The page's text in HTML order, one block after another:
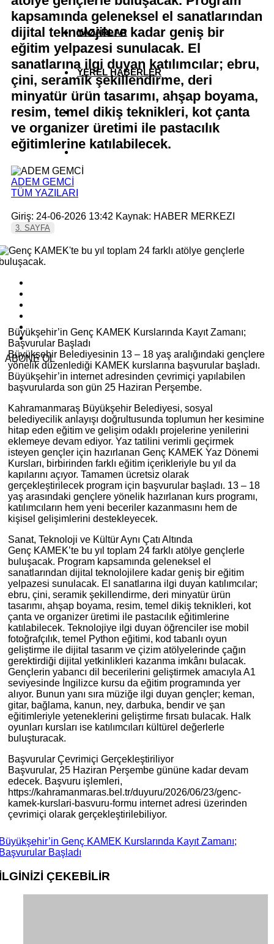
YAZARLAR
YEREL HABERLER
kapsamında geleneksel el sanatlarından
dijital teknolojilere kadar geniş bir
eğitim yelpazesi sunulacak. El
sanatlarına ilgi duyan katılımcılar; ebru,
çini, seramik şekillendirme, deri
minyatür ürün tasarımı, ahşap boyama,
resim, temel dikiş teknikleri, kot çanta
ve organizer üretimi ile pastacılık
eğitimlerine katılabilecek.
ADEM GEMCİ
TÜM YAZILARI
Giriş: 24-06-2026 13:42 Kaynak: HABER MERKEZI
3. SAYFA
ABONE OL
Büyükşehir’in Genç KAMEK Kurslarında Kayıt Zamanı;
Başvurular Başladı
Büyükşehir Belediyesinin 13 – 18 yaş aralığındaki gençlere
yönelik düzenlediği KAMEK kurslarına başvurular başladı.
Büyükşehir’in internet adresinden çevrimiçi yapılabilen
başvurularda son gün 25 Haziran Perşembe.
Kahramanmaraş Büyükşehir Belediyesi, sosyal
belediyecilik anlayışı doğrultusunda toplumun her kesimine
hitap eden eğitim ve gelişim odaklı projelerine yenilerini
eklemeye devam ediyor. Yaz tatilini verimli geçirmek
isteyen gençler için hazırlanan Genç KAMEK Yaz Dönemi
Kursları, birbirinden farklı eğitim içerikleriyle bu yıl da
kapılarını açıyor. Tamamen ücretsiz olarak
gerçekleştirilecek program için başvurular başladı. 13 – 18
yaş arasındaki gençlere yönelik hazırlanan kurs programı,
katılımcıların hem yeni beceriler kazanmasını hem de
kişisel gelişimlerini destekleyecek.
Sanat, Teknoloji ve Kültür Aynı Çatı Altında
Genç KAMEK’te bu yıl toplam 24 farklı atölye gençlerle
buluşacak. Program kapsamında geleneksel el
sanatlarından dijital teknolojilere kadar geniş bir eğitim
yelpazesi sunulacak. El sanatlarına ilgi duyan katılımcılar;
ebru, çini, seramik şekillendirme, deri minyatür ürün
tasarımı, ahşap boyama, resim, temel dikiş teknikleri, kot
çanta ve organizer üretimi ile pastacılık eğitimlerine
katılabilecek. Teknolojiye ilgi duyan öğrenciler ise mobil
fotoğrafçılık, temel Python eğitimi, kod tabanlı oyun
geliştirme ile dijital tasarım ve çizim atölyelerinde çağın
gerektirdiği dijital yetkinlikleri kazanma imkânı bulacak.
Gençlerin yabancı dil becerilerini geliştirmek amacıyla A1
seviyesinde İngilizce kursu da eğitim programında yer
alıyor. Bunun yanı sıra müziğe ilgi duyan gençler; keman,
gitar, bağlama, kanun, ney, darbuka, bendir ve şan
eğitimleriyle yeteneklerini geliştirme fırsatı bulacak. Halk
oyunları kursları ise katılımcıları kültürel değerlerle
buluşturacak.
Başvurular Çevrimiçi Gerçekleştiriliyor
Başvurular, 25 Haziran Perşembe gününe kadar devam
edecek. Başvuru işlemleri,
https://kahramanmaras.bel.tr/duyuru/2026/06/23/genc-
kamek-kurslari-basvuru-formu internet adresi üzerinden
çevrimiçi olarak gerçekleştirilebiliyor.
Genç KAMEK Kurslarında Kayıt Zamanı;
Başladı
ÇEKEBİLİR